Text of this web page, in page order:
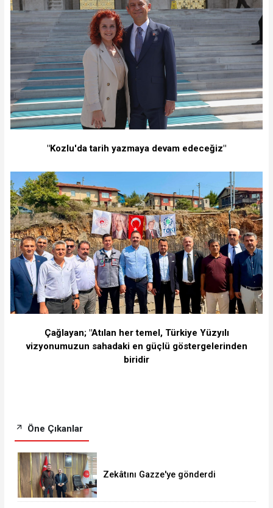
"Kozlu'da tarih yazmaya devam edeceğiz"
Çağlayan; "Atılan her temel, Türkiye Yüzyılı
vizyonumuzun sahadaki en güçlü göstergelerinden
biridir
Öne Çıkanlar
Zekâtını Gazze'ye gönderdi